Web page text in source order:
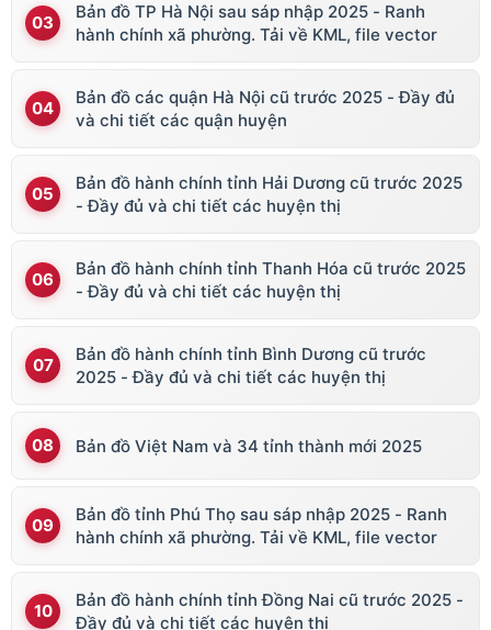
Bản đồ TP Hà Nội sau sáp nhập 2025 - Ranh
hành chính xã phường. Tải về KML, file vector
Bản đồ các quận Hà Nội cũ trước 2025 - Đầy đủ
và chi tiết các quận huyện
Bản đồ hành chính tỉnh Hải Dương cũ trước 2025
- Đầy đủ và chi tiết các huyện thị
Bản đồ hành chính tỉnh Thanh Hóa cũ trước 2025
- Đầy đủ và chi tiết các huyện thị
Bản đồ hành chính tỉnh Bình Dương cũ trước
2025 - Đầy đủ và chi tiết các huyện thị
Bản đồ Việt Nam và 34 tỉnh thành mới 2025
Bản đồ tỉnh Phú Thọ sau sáp nhập 2025 - Ranh
hành chính xã phường. Tải về KML, file vector
Bản đồ hành chính tỉnh Đồng Nai cũ trước 2025 -
Đầy đủ và chi tiết các huyện thị